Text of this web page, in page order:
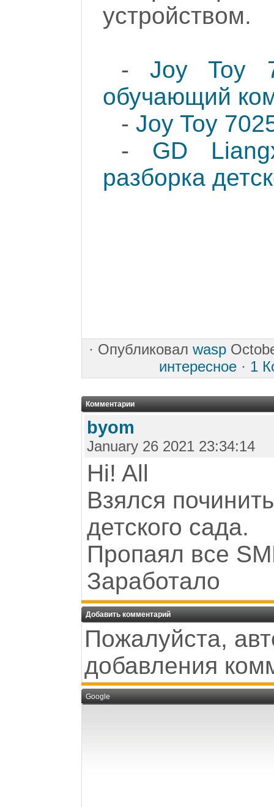
устройством.
-Joy Toy
обучающий
- Joy Toy
- GD
разборка
· Опубликовал wasp
интересное · 1
Комментарии
byom
January 26 2021 23:34:14
Hi! All
Взялся
детского сада.
Пропаял все
Заработало
Добавить комментарий
Пожалуйста,
добавления
Google